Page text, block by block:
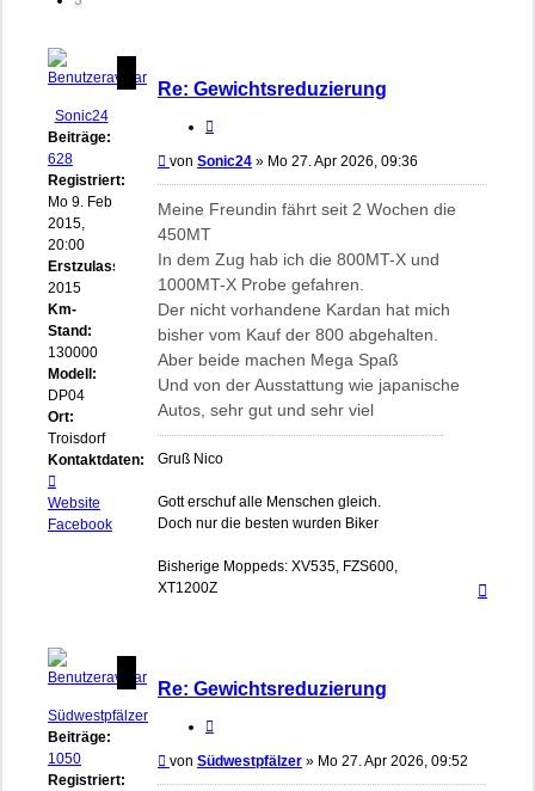
Sonic24
Beiträge:
628
Registriert:
Mo 9. Feb
2015,
20:00
Erstzulassung:
2015
Km-
Stand:
130000
Modell:
DP04
Ort:
Troisdorf
Kontaktdaten:
von
Sonic24
Website
Facebook
Re: Gewichtsreduzierung
Beitrag
von Sonic24 » Mo 27. Apr 2026, 09:36
Meine Freundin fährt seit 2 Wochen die
450MT
In dem Zug hab ich die 800MT-X und
1000MT-X Probe gefahren.
Der nicht vorhandene Kardan hat mich
bisher vom Kauf der 800 abgehalten.
Aber beide machen Mega Spaß
Und von der Ausstattung wie japanische
Autos, sehr gut und sehr viel
Gruß Nico
Gott erschuf alle Menschen gleich.
Doch nur die besten wurden Biker
Bisherige Moppeds: XV535, FZS600,
XT1200Z
Südwestpfälzer
Beiträge:
1050
Registriert:
Re: Gewichtsreduzierung
Beitrag
von Südwestpfälzer » Mo 27. Apr 2026, 09:52